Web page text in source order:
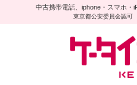
中古携帯電話、iphone・スマホ・
東京都公安委員会認